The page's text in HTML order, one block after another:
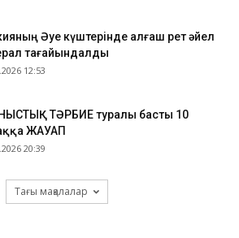
Әуе күштерінде алғаш рет әйел
тағайындалды
12:53
ТӘРБИЕ туралы басты 10
ЖАУАП
20:39
Тағы мақалалар